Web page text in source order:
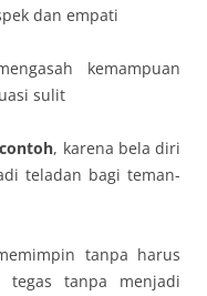
dan empati
kemampuan
sulit
, karena bela diri
teladan bagi teman-
tanpa harus
tegas tanpa menjadi